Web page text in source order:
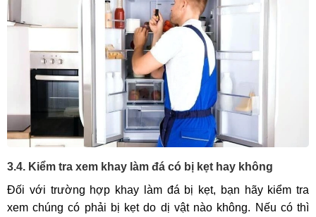
3.4. Kiểm tra xem khay làm đá có bị kẹt hay không
Đối với trường hợp khay làm đá bị kẹt, bạn hãy kiểm tra
xem chúng có phải bị kẹt do dị vật nào không. Nếu có thì